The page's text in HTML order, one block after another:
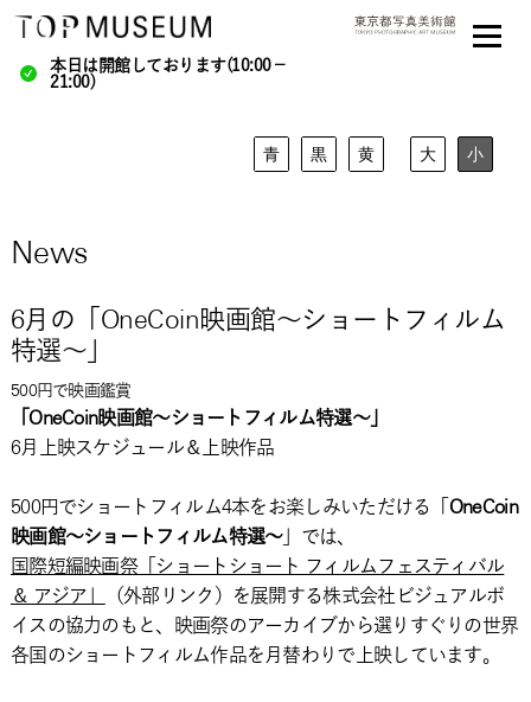
本日は開館しております(10:00－
21:00)
青 黒 黄 大 小
News
6月の「OneCoin映画館～ショートフィルム
特選～」
500円で映画鑑賞
「OneCoin映画館～ショートフィルム特選～」
6月上映スケジュール＆上映作品
500円でショートフィルム4本をお楽しみいただける「 OneCoin
映画館～ショートフィルム特選～」では、
国際短編映画祭「ショートショート フィルムフェスティバル
＆ アジア」
（外部リンク）を展開する株式会社ビジュアルボ
イスの協力のもと、映画祭のアーカイブから選りすぐりの世界
各国のショートフィルム作品を月替わりで上映しています。